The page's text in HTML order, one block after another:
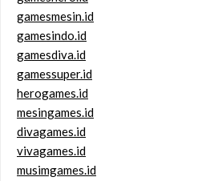
gamesmesin.id
gamesindo.id
gamesdiva.id
gamessuper.id
herogames.id
mesingames.id
divagames.id
vivagames.id
musimgames.id